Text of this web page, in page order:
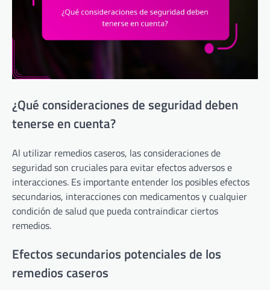
¿Qué consideraciones de seguridad deben
tenerse en cuenta?
Al utilizar remedios caseros, las consideraciones de
seguridad son cruciales para evitar efectos adversos e
interacciones. Es importante entender los posibles efectos
secundarios, interacciones con medicamentos y cualquier
condición de salud que pueda contraindicar ciertos
remedios.
Efectos secundarios potenciales de los
remedios caseros